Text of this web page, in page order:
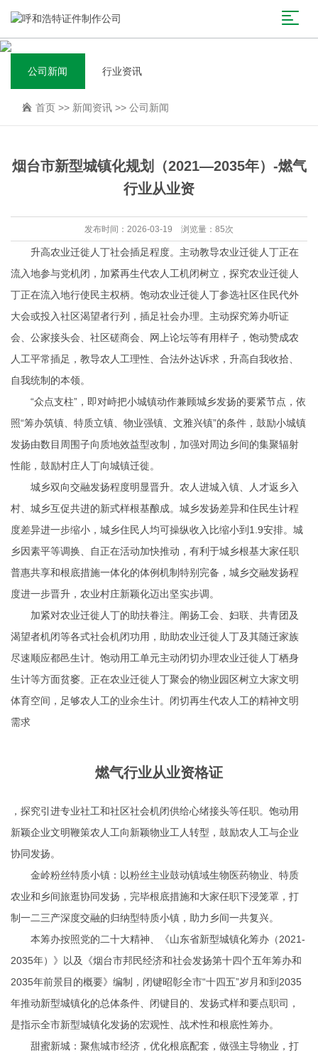
公司新闻 行业资讯
首页 >> 新闻资讯 >> 公司新闻
烟台市新型城镇化规划（2021—2035年）-燃气
行业从业资
发布时间：2026-03-19 浏览量：85次
升高农业迁徙人丁社会插足程度。主动教导农业迁徙人丁正在
流入地参与党机闭，加紧再生代农人工机闭树立，探究农业迁徙人
丁正在流入地行使民主权柄。饱动农业迁徙人丁参选社区住民代外
大会或投入社区渴望者行列，插足社会办理。主动探究筹办听证
会、公家接头会、社区磋商会、网上论坛等有用样子，饱动赞成农
人工平常插足，教导农人工理性、合法外达诉求，升高自我收拾、
自我统制的本领。
“众点支柱”，即对峙把小城镇动作兼顾城乡发扬的要紧节点，依
照“筹办筑镇、特质立镇、物业强镇、文雅兴镇”的条件，鼓励小城镇
发扬由数目周围子向质地效益型改制，加强对周边乡间的集聚辐射
性能，鼓励村庄人丁向城镇迁徙。
城乡双向交融发扬程度明显晋升。农人进城入镇、人才返乡入
村、城乡互促共进的新式样根基酿成。城乡发扬差异和住民生计程
度差异进一步缩小，城乡住民人均可操纵收入比缩小到1.9安排。城
乡因素平等调换、自正在活动加快推动，有利于城乡根基大家任职
普惠共享和根底措施一体化的体例机制特别完备，城乡交融发扬程
度进一步晋升，农业村庄新颖化迈出坚实步调。
加紧对农业迁徙人丁的助扶眷注。阐扬工会、妇联、共青团及
渴望者机闭等各式社会机闭功用，助助农业迁徙人丁及其随迁家族
尽速顺应都邑生计。饱动用工单元主动闭切办理农业迁徙人丁栖身
生计等方面贫窭。正在农业迁徙人丁聚会的物业园区树立大家文明
体育空间，足够农人工的业余生计。闭切再生代农人工的精神文明
需求
燃气行业从业资格证
，探究引进专业社工和社区社会机闭供给心绪接头等任职。饱动用
新颖企业文明鞭策农人工向新颖物业工人转型，鼓励农人工与企业
协同发扬。
金岭粉丝特质小镇：以粉丝主业鼓动镇域生物医药物业、特质
农业和乡间旅逛协同发扬，完毕根底措施和大家任职下浸笼罩，打
制一二三产深度交融的归纳型特质小镇，助力乡间一共复兴。
本筹办按照党的二十大精神、《山东省新型城镇化筹办（2021-
2035年）》以及《烟台市邦民经济和社会发扬第十四个五年筹办和
2035年前景目的概要》编制，闭键昭彰全市“十四五”岁月和到2035
年推动新型城镇化的总体条件、闭键目的、发扬式样和要点职司，
是指示全市新型城镇化发扬的宏观性、战术性和根底性筹办。
甜蜜新城：聚焦城市经济，优化根底配套，做强主导物业，打